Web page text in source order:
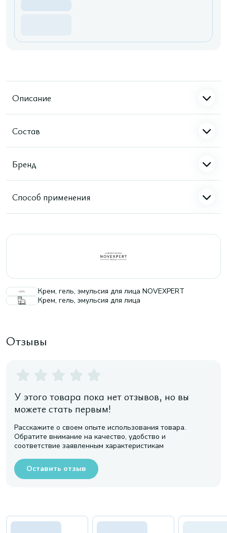
Описание
Состав
Бренд
Способ применения
Крем, гель, эмульсия для лица NOVEXPERT
Крем, гель, эмульсия для лица
Отзывы
У этого товара пока нет отзывов, но вы
можете стать первым!
Расскажите о своем опыте использования товара.
Обратите внимание на качество, удобство и
соответствие заявленным характеристикам
Оставить отзыв